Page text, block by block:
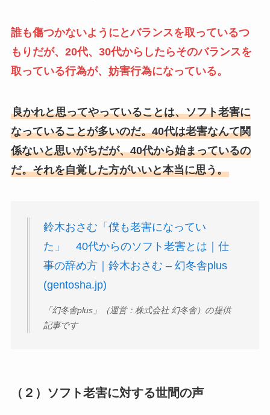
誰も傷つかないようにとバランスを取っているつ
もりだが、20代、30代からしたらそのバランスを
取っている行為が、妨害行為になっている。
良かれと思ってやっていることは、ソフト老害に
なっていることが多いのだ。40代は老害なんて関
係ないと思いがちだが、40代から始まっているの
だ。それを自覚した方がいいと本当に思う。
鈴木おさむ「僕も老害になってい
た」 40代からのソフト老害とは｜仕
事の辞め方｜鈴木おさむ – 幻冬舎plus
(gentosha.jp)
「幻冬舎plus」（運営：株式会社 幻冬舎）の提供
記事です
（２）ソフト老害に対する世間の声